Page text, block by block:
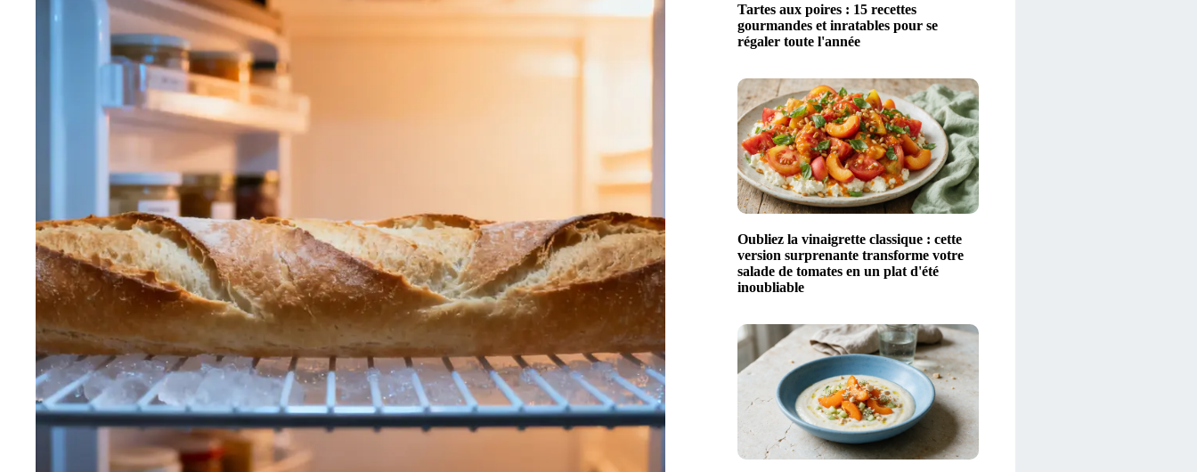
Tartes aux poires : 15 recettes
gourmandes et inratables pour se
régaler toute l'année
Oubliez la vinaigrette classique : cette
version surprenante transforme votre
salade de tomates en un plat d'été
inoubliable